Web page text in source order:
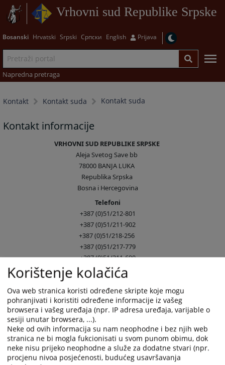
Vrhovni sud Republike Srpske
Bosanski Hrvatski Srpski Српски English Prijava
Napredna pretraga
Kontakt Kontakt suda Kontakt suda
Kontakt informacije
VRHOVNI SUD REPUBLIKE SRPSKE
Aleja Svetog Save bb
78000 BANJA LUKA
Republika Srpska
Bosna i Hercegovina
Telefoni
+387 (0)51/212-801
+387 (0)51/211-902
+387 (0)51/218-256
+387 (0)51/217-779
+387 (0)51/211-690
Telefaks
+387 (0)51/226-070
E-mail
vsud-rs@pravosudje.ba
jelena.despotovic@pravosudje.ba
Dodatne informacije:
Korištenje kolačića
Ova web stranica koristi određene skripte koje mogu
pohranjivati i koristiti određene informacije iz vašeg
browsera i vašeg uređaja (npr. IP adresa uređaja, varijable o
sesiji unutar browsera, ...).
Neke od ovih informacija su nam neophodne i bez njih web
stranica ne bi mogla fukcionisati u svom punom obimu, dok
neke nisu prijeko neophodne a služe za dodatne stvari (npr.
procjenu nivoa posjećenosti, budućeg usavršavanja